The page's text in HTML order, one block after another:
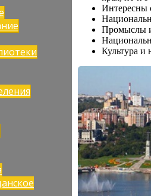
Интересны
Промыслы и
Культура и